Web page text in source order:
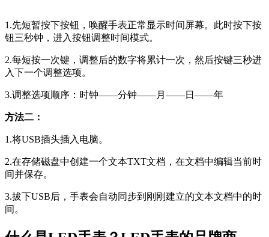
1.先短暂按下按钮，唤醒手表正常显示时间屏幕。此时按下按
钮三秒钟，进入按钮调整时间模式。
2.每短按一次键，调整后的数字将累计一次，然后按键三秒进
入下一个调整选项。
3.调整选项顺序：时钟——分钟——月——日——年
方法二：
1.将USB插头插入电脑。
2.在存储磁盘中创建一个文本TXT文档，在文档中编辑当前时
间并保存。
3.拔下USB后，手表会自动同步到刚刚建立的文本文档中的时
间。